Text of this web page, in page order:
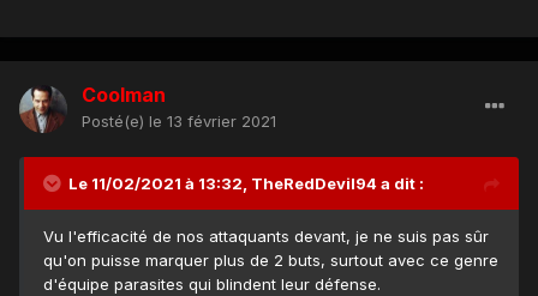
Coolman
Posté(e) le 13 février 2021
Le 11/02/2021 à 13:32, TheRedDevil94a dit :
Vu l'efficacité de nos attaquants devant, je ne suis pas sûr
qu'on puisse marquer plus de 2 buts, surtout avec ce genre
d'équipe parasites qui blindent leur défense.